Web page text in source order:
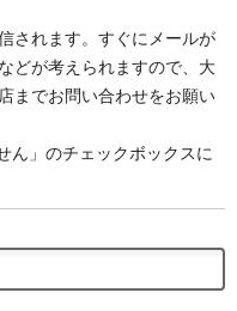
されます。すぐにメールが
どが考えられますので、大
までお問い合わせをお願い
ん」のチェックボックスに